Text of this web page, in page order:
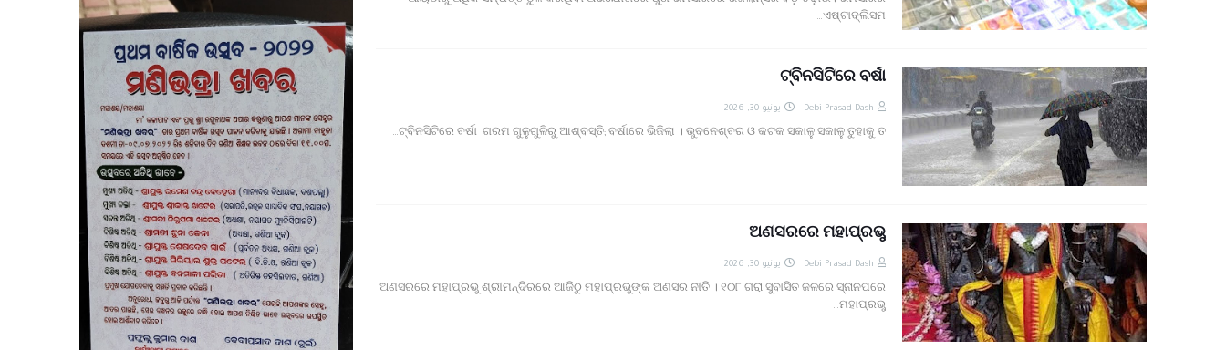
ଉପଜିଲ୍ଲାପାଳଙ୍କ ଅଚାନକ ପରିଦର୍ଶନ: ୬ଟି ବଳଦ ସହ ଗାଡ଼ି ଓ ସାର ବୋଝେଇ ଟ୍ରକ ଜବତ।
ପୂର୍ବତନ ସେନା ଅଧିକାରୀଙ୍କ ନାଁରେ ପୋଲିସର ମିଥ୍ୟା ମାମଲା , ନ୍ୟାୟ ପାଇଁ ଉଚ୍ଚ ନ୍ୟାୟାଳୟଙ୍କ ଦ୍ବାରସ୍ଥ
ରାଷ୍ଟ୍ରପତିଙ୍କୁ ଓଡ଼ିଶାର ହସ୍ତତନ୍ତ ଓ ହସ୍ତଶିଳ୍ପର କଳାକୃତି ଉପହାର ପ୍ରଦାନ କଲେ ରାଜ୍ୟପାଳ*
ମାନ୍ୟବର ରାଷ୍ଟ୍ରପତିଙ୍କୁ ବ୍ରହ୍ମପୁର ରେଳଷ୍ଟେସନରେ ବିପୁଳ ସ୍ୱାଗତ ସମ୍ବର୍ଦ୍ଧନା
ପ୍ରାରମ୍ଭିକ ପର୍ଯ୍ୟାୟରେ ମୁଖ୍ୟମନ୍ତ୍ରୀଙ୍କ ୧୧୦ କୋଟି ଟଙ୍କାର ସହାୟତା ପ୍ୟାକେଜ୍ ଘୋଷଣା
ମୋବାଇଲ ବ୍ଲାଷ୍ଟ ହୋଇ ଘରେ ଲାଗିଲା ନିଆଁ ଅଳ୍ପକେ ବର୍ତିଲେ ୫ ଜଣ ପରିବାର
ଡାକ୍ତରୀ ପିଜି ପରୀକ୍ଷାର ପ୍ରଶ୍ନ ପତ୍ର ଲିକ୍ ଘଟଣାର କ୍ରାଇମ୍ ବ୍ରାଞ୍ଚ ତଦନ୍ତ ଦାବି କଲା ମାନବ ଅଧିକାର ସୁରକ୍ଷା ମଞ୍ଚ
ଏଷ୍ଟାବ୍ଲିସମ…
ଟ୍ବିନସିଟିରେ ବର୍ଷା
Debi Prasad Dash يونيو 30, 2026
ଟ୍ବିନସିଟିରେ ବର୍ଷା ଗରମ ଗୁଳୁଗୁଳିରୁ ଆଶ୍ବସ୍ତି; ବର୍ଷାରେ ଭିଜିଲା । ଭୁବନେଶ୍ବର ଓ କଟକ ସକାଳୁ ସକାଳୁ ତୁହାକୁ ତ…
ଅଣସରରେ ମହାପ୍ରଭୁ
Debi Prasad Dash يونيو 30, 2026
ଅଣସରରେ ମହାପ୍ରଭୁ ଶ୍ରୀମନ୍ଦିରରେ ଆଜିଠୁ ମହାପ୍ରଭୁଙ୍କ ଅଣସର ନୀତି । ୧୦୮ ଗରା ସୁବାସିତ ଜଳରେ ସ୍ନାନପରେ
ମହାପ୍ରଭୁ…